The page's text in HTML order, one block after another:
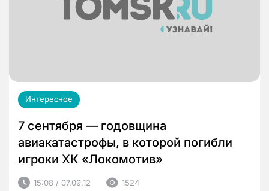
Интересное
7 сентября — годовщина
авиакатастрофы, в которой погибли
игроки ХК «Локомотив»
15:08 / 07.09.12 1524